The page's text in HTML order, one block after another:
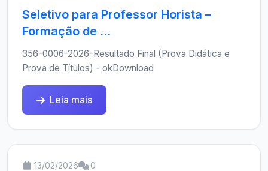
Seletivo para Professor Horista –
Formação de ...
356-0006-2026-Resultado Final (Prova Didática e
Prova de Títulos) - okDownload
Leia mais
13/02/2026 0